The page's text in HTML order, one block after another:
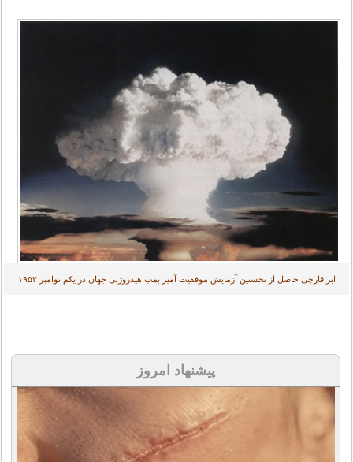
ابر قارچی حاصل از نخستین آزمایش موفقیت آمیز بمب هیدروژنی جهان در یکم نوامبر ۱۹۵۲
پیشنهاد امروز